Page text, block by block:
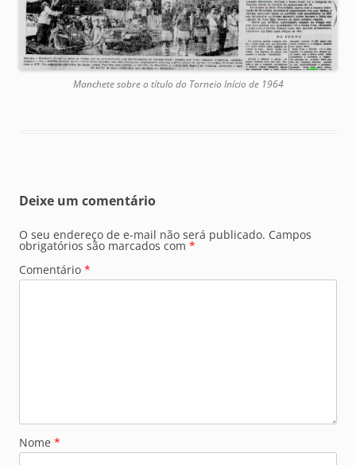
Manchete sobre o título do Torneio Início de 1964
Deixe um comentário
O seu endereço de e-mail não será publicado. Campos
obrigatórios são marcados com *
Comentário *
Nome *